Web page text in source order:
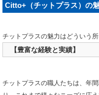
Citto+（チットプラス）の魅
チットプラスの魅力はどういう
【豊富な経験と実績】
チットプラスの職人たちは、年